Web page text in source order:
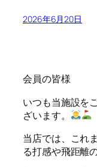
2026年6月20日
会員の皆様
いつも当施設を
ざいます。
当店では、これ
る打感や飛距離